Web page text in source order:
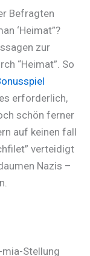
Befragten
‘Heimat”?
zur
“Heimat”. So
erforderlich,
schön ferner
auf keinen fall
verteidigt
Nazis –
Stellung